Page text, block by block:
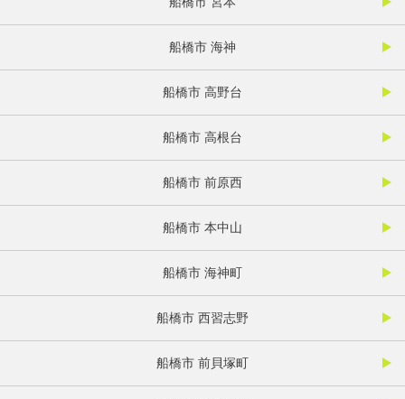
船橋市 海神
船橋市 高野台
船橋市 高根台
船橋市 前原西
船橋市 本中山
船橋市 海神町
船橋市 西習志野
船橋市 前貝塚町